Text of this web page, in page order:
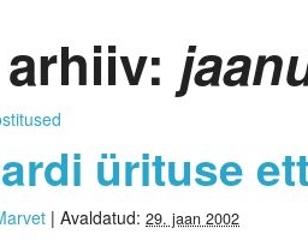
ürituse
|Avaldatud:29. jaan 2002